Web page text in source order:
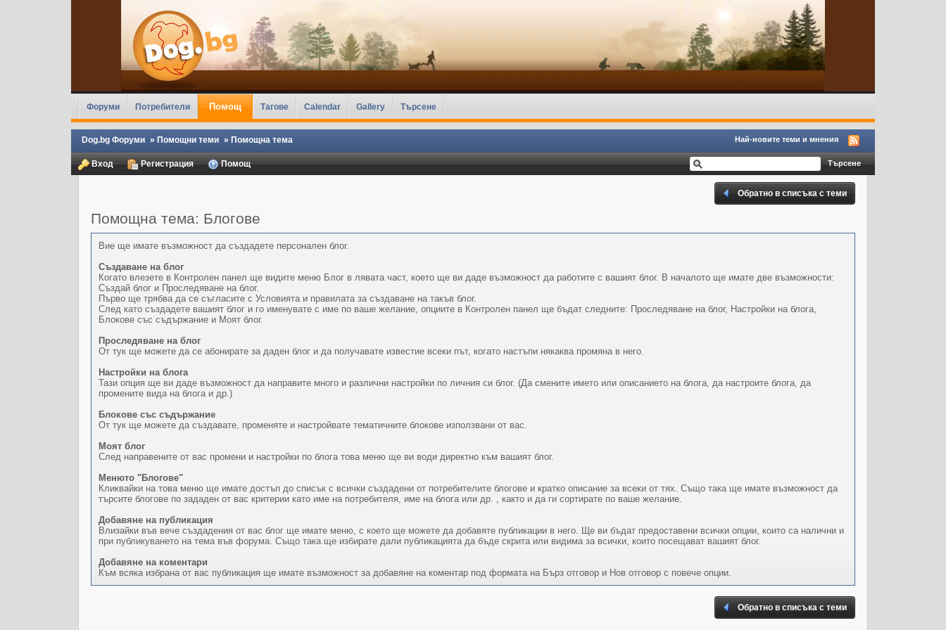
Форуми Потребители Помощ Тагове Calendar Gallery Търсене
Dog.bg Форуми » Помощни теми » Помощна тема Най-новите теми и мнения
Вход Регистрация Помощ
Обратно в списъка с теми
Помощна тема: Блогове
Вие ще имате възможност да създадете персонален блог.
Създаване на блог
Когато влезете в Контролен панел ще видите меню Блог в лявата част, което ще ви даде възможност да работите с вашият блог. В началото ще имате две възможности:
Създай блог и Проследяване на блог.
Първо ще трябва да се съгласите с Условията и правилата за създаване на такъв блог.
След като създадете вашият блог и го именувате с име по ваше желание, опциите в Контролен панел ще бъдат следните: Проследяване на блог, Настройки на блога,
Блокове със съдържание и Моят блог.
Проследяване на блог
От тук ще можете да се абонирате за даден блог и да получавате известие всеки път, когато настъпи някаква промяна в него.
Настройки на блога
Тази опция ще ви даде възможност да направите много и различни настройки по личния си блог. (Да смените името или описанието на блога, да настроите блога, да
промените вида на блога и др.)
Блокове със съдържание
От тук ще можете да създавате, променяте и настройвате тематичните блокове използвани от вас.
Моят блог
След направените от вас промени и настройки по блога това меню ще ви води директно към вашият блог.
Менюто "Блогове"
Кликвайки на това меню ще имате достъп до списък с всички създадени от потребителите блогове и кратко описание за всеки от тях. Също така ще имате възможност да
търсите блогове по зададен от вас критерии като име на потребителя, име на блога или др. , както и да ги сортирате по ваше желание.
Добавяне на публикация
Влизайки във вече създадения от вас блог ще имате меню, с което ще можете да добавяте публикации в него. Ще ви бъдат предоставени всички опции, които са налични и
при публикуването на тема във форума. Също така ще избирате дали публикацията да бъде скрита или видима за всички, които посещават вашият блог.
Добавяне на коментари
Към всяка избрана от вас публикация ще имате възможност за добавяне на коментар под формата на Бърз отговор и Нов отговор с повече опции.
Обратно в списъка с теми